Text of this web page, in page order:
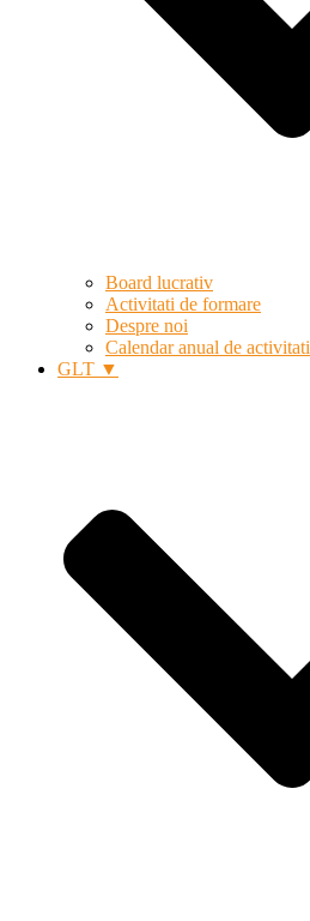
Board lucrativ
Activitati de formare
Despre noi
Calendar anual de activitati
GLT ▼